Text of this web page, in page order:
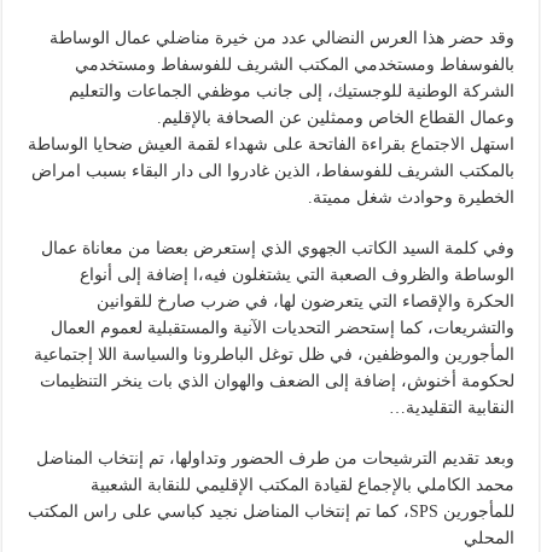
وقد حضر هذا العرس النضالي عدد من خيرة مناضلي عمال الوساطة
بالفوسفاط ومستخدمي المكتب الشريف للفوسفاط ومستخدمي
الشركة الوطنية للوجستيك، إلى جانب موظفي الجماعات والتعليم
وعمال القطاع الخاص وممثلين عن الصحافة بالإقليم.
استهل الاجتماع بقراءة الفاتحة على شهداء لقمة العيش ضحايا الوساطة
بالمكتب الشريف للفوسفاط، الذين غادروا الى دار البقاء بسبب امراض
الخطيرة وحوادث شغل مميتة.
وفي كلمة السيد الكاتب الجهوي الذي إستعرض بعضا من معاناة عمال
الوساطة والظروف الصعبة التي يشتغلون فيه،ا إضافة إلى أنواع
الحكرة والإقصاء التي يتعرضون لها، في ضرب صارخ للقوانين
والتشريعات، كما إستحضر التحديات الآنية والمستقبلية لعموم العمال
المأجورين والموظفين، في ظل توغل الباطرونا والسياسة اللا إجتماعية
لحكومة أخنوش، إضافة إلى الضعف والهوان الذي بات ينخر التنظيمات
النقابية التقليدية…
وبعد تقديم الترشيحات من طرف الحضور وتداولها، تم إنتخاب المناضل
محمد الكاملي بالإجماع لقيادة المكتب الإقليمي للنقابة الشعبية
للمأجورين SPS، كما تم إنتخاب المناضل نجيد كباسي على راس المكتب
المحلي